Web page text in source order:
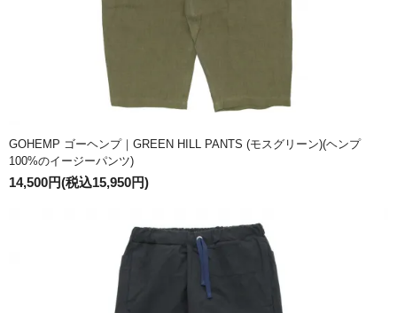
GOHEMP ゴーヘンプ｜GREEN HILL PANTS (モスグリーン)(ヘンプ
100%のイージーパンツ)
14,500円(税込15,950円)